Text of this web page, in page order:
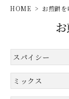
HOME お煎餅
スパイシー
ミックス